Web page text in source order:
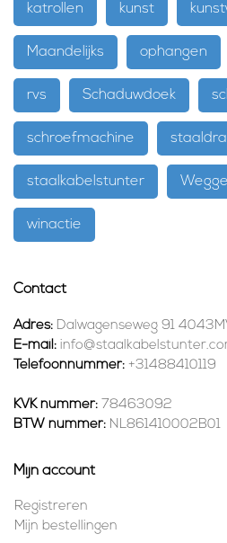
katrollen kunst
Maandelijks ophangen
rvs Schaduwdoek
schroefmachine
staalkabelstunter
winactie
Contact
Adres: Dalwagenseweg 91
E-mail:
Telefoonnummer: +31488410119
KVK nummer: 78463092
BTW nummer: NL861410002B01
Mijn account
Registreren
Mijn bestellingen